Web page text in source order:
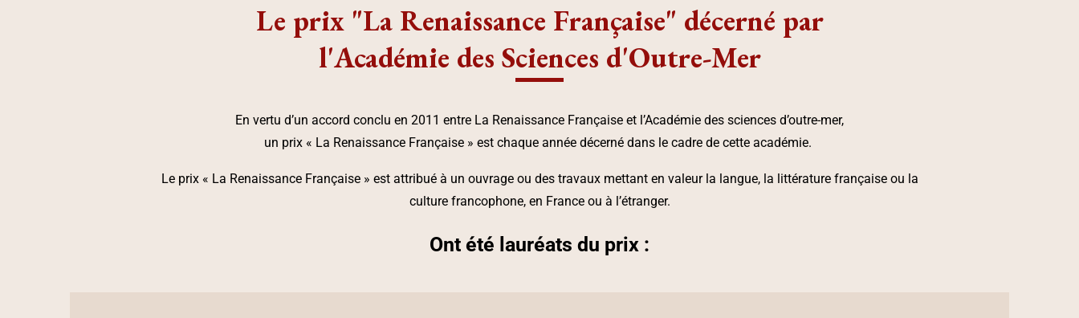
Le prix "La Renaissance Française" décerné par
l'Académie des Sciences d'Outre-Mer
En vertu d’un accord conclu en 2011 entre La Renaissance Française et l’Académie des sciences d’outre-mer,
un prix « La Renaissance Française » est chaque année décerné dans le cadre de cette académie.
Le prix « La Renaissance Française » est attribué à un ouvrage ou des travaux mettant en valeur la langue, la littérature française ou la
culture francophone, en France ou à l’étranger.
Ont été lauréats du prix :